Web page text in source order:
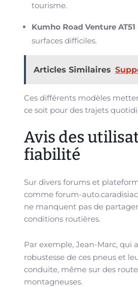
tourisme.
Kumho Road Venture AT51
surfaces difficiles.
Articles Similaires
Ces différents modèles
ce soit pour des trajets
Avis des
fiabilité
Sur divers forums et
comme forum-
ne manquent pas de
conditions routières.
Par exemple, Jean-Marc, qui
robustesse de ces pneus et
conduite, même sur des
montagneuses.